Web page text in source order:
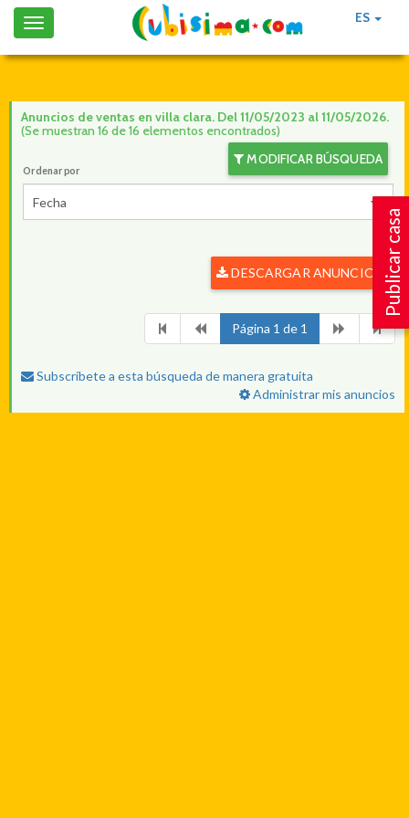
ES
Toggle
navigation
Publicar casa
Anuncios de ventas en villa clara. Del 11/05/2023 al 11/05/2026.
(Se muestran 16 de 16 elementos encontrados)
MODIFICAR BÚSQUEDA
Ordenar por
Fecha
DESCARGAR ANUNCIOS
Página 1 de 1
Subscríbete a esta búsqueda de manera gratuita
Administrar mis anuncios